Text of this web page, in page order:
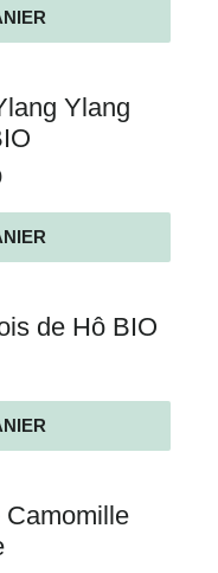
Ylang
de Hô BIO